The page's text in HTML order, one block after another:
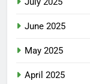
June 2025
May 2025
April 2025